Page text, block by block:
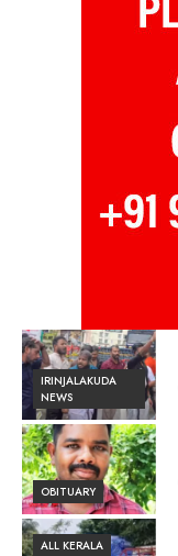
IRINJALAKUDA
NEWS
OBITUARY
ALL KERALA